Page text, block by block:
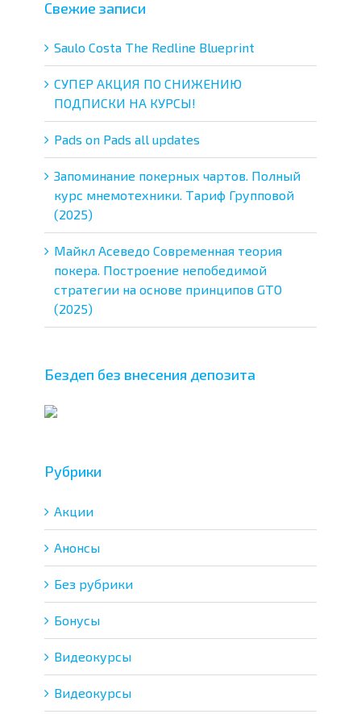
Свежие записи
Saulo Costa The Redline Blueprint
СУПЕР АКЦИЯ ПО СНИЖЕНИЮ
ПОДПИСКИ НА КУРСЫ!
Pads on Pads all updates
Запоминание покерных чартов. Полный
курс мнемотехники. Тариф Групповой
(2025)
Майкл Асеведо Современная теория
покера. Построение непобедимой
стратегии на основе принципов GTO
(2025)
Бездеп без внесения депозита
Рубрики
Акции
Анонсы
Без рубрики
Бонусы
Видеокурсы
Видеокурсы